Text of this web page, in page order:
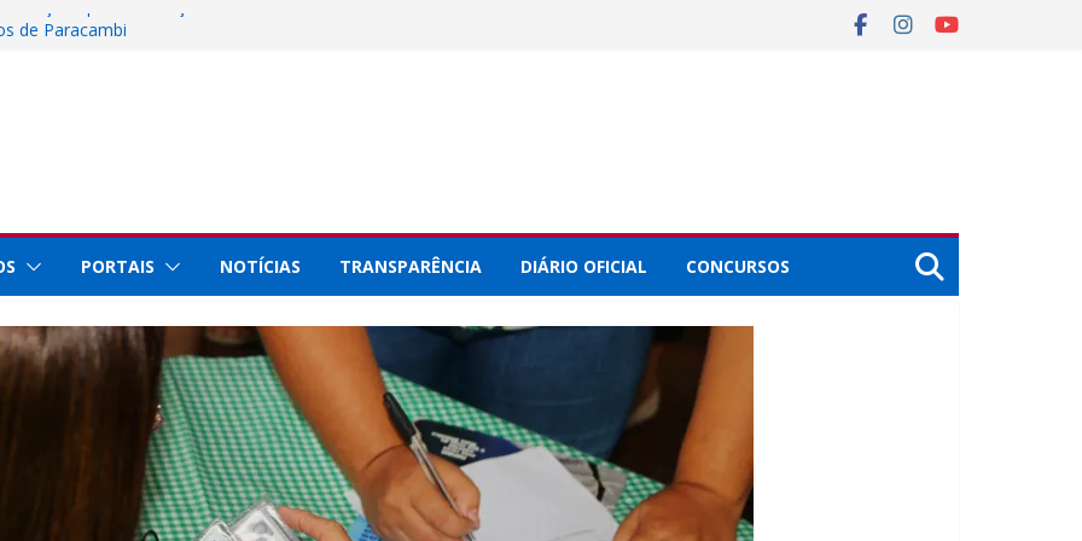
para instalação de barracas na
prestados à população
internacional por conquistas na
esportivo no município
PORTAIS NOTÍCIAS TRANSPARÊNCIA DIÁRIO OFICIAL CONCURSOS